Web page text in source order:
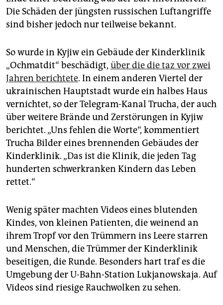
Die Schäden der jüngsten russischen Luftangriffe
sind bisher jedoch nur teilweise bekannt.
So wurde in Kyjiw ein Gebäude der Kinderklinik
„Ochmatdit“ beschädigt, über die die taz vor zwei
Jahren berichtete. In einem anderen Viertel der
ukrainischen Hauptstadt wurde ein halbes Haus
vernichtet, so der Telegram-Kanal Trucha, der auch
über weitere Brände und Zerstörungen in Kyjiw
berichtet. „Uns fehlen die Worte“, kommentiert
Trucha Bilder eines brennenden Gebäudes der
Kinderklinik. „Das ist die Klinik, die jeden Tag
hunderten schwerkranken Kindern das Leben
rettet.“
Wenig später machten Videos eines blutenden
Kindes, von kleinen Patienten, die weinend an
ihrem Tropf vor den Trümmern ins Leere starren
und Menschen, die Trümmer der Kinderklinik
beseitigen, die Runde. Besonders hart traf es die
Umgebung der U-Bahn-Station Lukjanowskaja. Auf
Videos sind riesige Rauchwolken zu sehen.